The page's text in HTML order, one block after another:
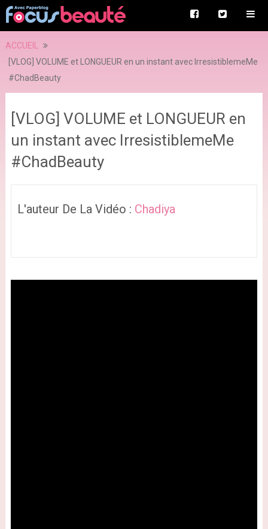
ACCUEIL
[VLOG] VOLUME et LONGUEUR en un instant avec IrresistiblemeMe
#ChadBeauty
[VLOG] VOLUME et LONGUEUR en
un instant avec IrresistiblemeMe
#ChadBeauty
L'auteur De La Vidéo : Chadiya